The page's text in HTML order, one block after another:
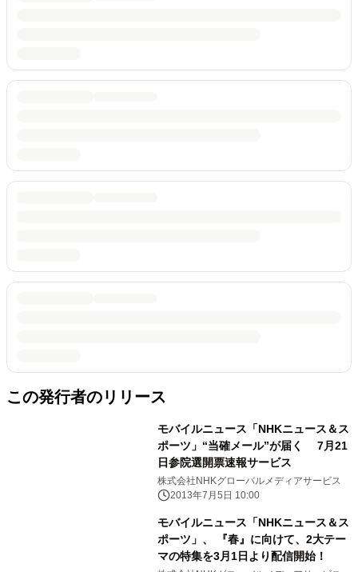
この発行者のリリース
モバイルニュース「NHKニュース＆ス
ポーツ」“当確メール”が届く 7月21
日参院選開票速報サービス
株式会社NHKグローバルメディアサービス
2013年7月5日 10:00
モバイルニュース「NHKニュース＆ス
ポーツ」、 『春』に向けて、2大テー
マの特集を3月1日より配信開始！